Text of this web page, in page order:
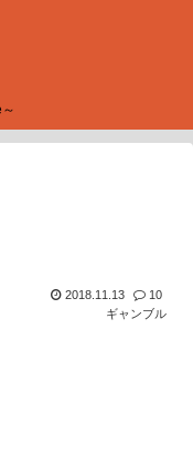
2018.11.13
10
ギャンブル